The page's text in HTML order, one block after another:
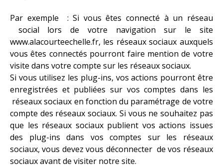
Par exemple : Si vous êtes connecté à un réseau
social lors de votre navigation sur le site
www.alacourteechelle.fr, les réseaux sociaux auxquels
vous êtes connectés pourront faire mention de votre
visite dans votre compte sur les réseaux sociaux.
Si vous utilisez les plug-ins, vos actions pourront être
enregistrées et publiées sur vos comptes dans les
réseaux sociaux en fonction du paramétrage de votre
compte des réseaux sociaux. Si vous ne souhaitez pas
que les réseaux sociaux publient vos actions issues
des plug-ins dans vos comptes sur les réseaux
sociaux, vous devez vous déconnecter de vos réseaux
sociaux avant de visiter notre site.